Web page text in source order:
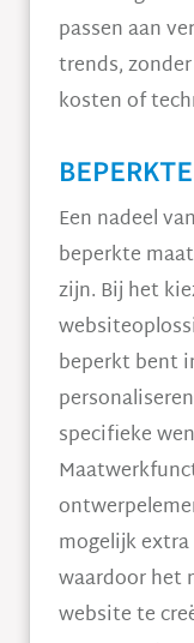
passen aan
trends,
kosten of
Een nadeel
beperkte
zijn. Bij het
beperkt bent
specifieke
mogelijk
waardoor het
website te